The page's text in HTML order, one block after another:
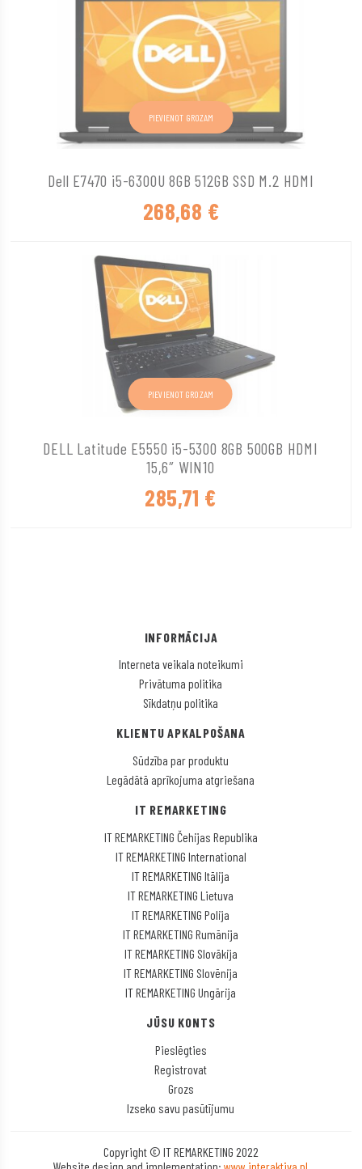
Dell E7470 i5-6300U 8GB 512GB SSD M.2 HDMI
268,68 €
PIEVIENOT GROZAM
DELL Latitude E5550 i5-5300 8GB 500GB HDMI
15,6″ WIN10
285,71 €
PIEVIENOT GROZAM
INFORMĀCIJA
Interneta veikala noteikumi
Privātuma politika
Sīkdatņu politika
KLIENTU APKALPOŠANA
Sūdzība par produktu
Legādātā aprīkojuma atgriešana
IT REMARKETING
IT REMARKETING Čehijas Republika
IT REMARKETING International
IT REMARKETING Itālija
IT REMARKETING Lietuva
IT REMARKETING Polija
IT REMARKETING Rumānija
IT REMARKETING Slovākija
IT REMARKETING Slovēnija
IT REMARKETING Ungārija
JŪSU KONTS
Pieslēgties
Registrovat
Grozs
Izseko savu pasūtījumu
Copyright © IT REMARKETING 2022